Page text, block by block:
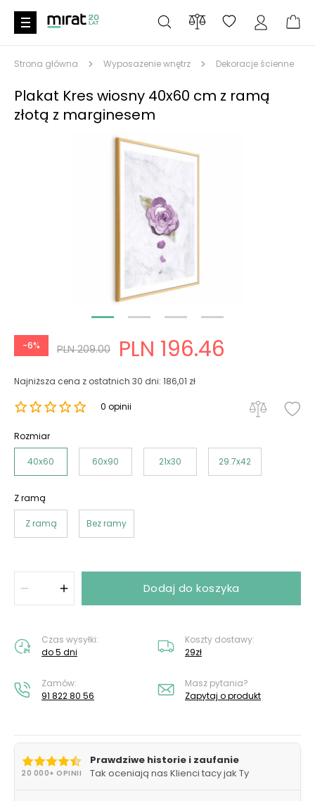
Strona główna Wyposażenie wnętrz Dekoracje ścienne
Plakat Kres wiosny 40x60 cm z ramą
złotą z marginesem
-6% PLN 209.00 PLN 196.46
Najniższa cena z ostatnich 30 dni: 186,01 zł
0 opinii
Rozmiar
40x60 60x90 21x30 29.7x42
Z ramą
Z ramą Bez ramy
Dodaj do koszyka
Czas wysyłki:
do 5 dni
Koszty dostawy:
29zł
Zamów:
91 822 80 56
Masz pytania?
Zapytaj o produkt
20 000+ OPINII
Prawdziwe historie i zaufanie
Tak oceniają nas Klienci tacy jak Ty